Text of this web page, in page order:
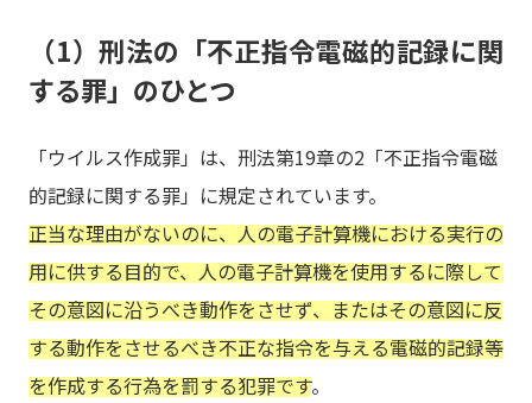
（1）刑法の「不正指令電磁的記録に関
する罪」のひとつ
「ウイルス作成罪」は、刑法第19章の2「不正指令電磁
的記録に関する罪」に規定されています。
正当な理由がないのに、人の電子計算機における実行の
用に供する目的で、人の電子計算機を使用するに際して
その意図に沿うべき動作をさせず、またはその意図に反
する動作をさせるべき不正な指令を与える電磁的記録等
を作成する行為を罰する犯罪です。